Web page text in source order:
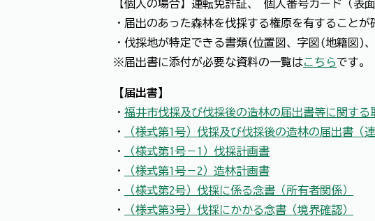
【個人の場合】運転免許証、 個人番号カード（
・届出のあった森林を伐採する権原を有すること
・伐採地が特定できる書類(位置図、字図(地籍図)
※届出書に添付が必要な資料の一覧はこちらです。
【届出書】
・ 福井市伐採及び伐採後の造林の届出書等に関する
・
（様式第1号）伐採及び伐採後の造林の届出書（連
・
（様式第1号－1）伐採計画書
・
（様式第1号－2）造林計画書
・
（様式第2号）伐採に係る念書（所有者関係）
・
（様式第3号）伐採にかかる念書（境界確認）